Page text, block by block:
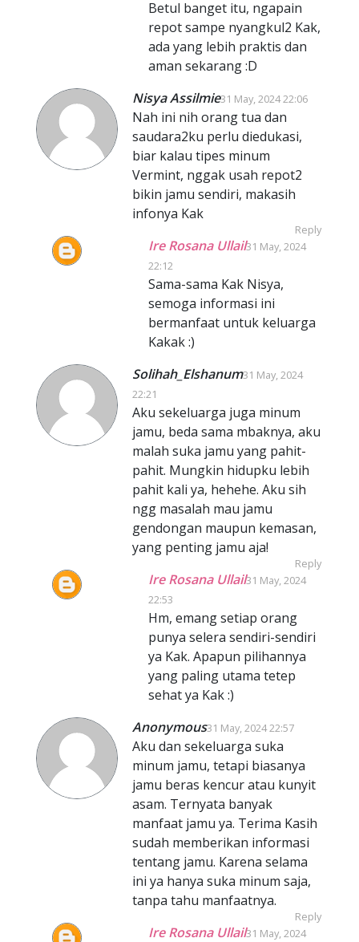
Betul banget itu, ngapain
repot sampe nyangkul2 Kak,
ada yang lebih praktis dan
aman sekarang :D
Nisya Assilmie31 May, 2024 22:06
Nah ini nih orang tua dan
saudara2ku perlu diedukasi,
biar kalau tipes minum
Vermint, nggak usah repot2
bikin jamu sendiri, makasih
infonya Kak
Reply
Ire Rosana Ullail31 May, 2024
22:12
Sama-sama Kak Nisya,
semoga informasi ini
bermanfaat untuk keluarga
Kakak :)
Solihah_Elshanum31 May, 2024
22:21
Aku sekeluarga juga minum
jamu, beda sama mbaknya, aku
malah suka jamu yang pahit-
pahit. Mungkin hidupku lebih
pahit kali ya, hehehe. Aku sih
ngg masalah mau jamu
gendongan maupun kemasan,
yang penting jamu aja!
Reply
Ire Rosana Ullail31 May, 2024
22:53
Hm, emang setiap orang
punya selera sendiri-sendiri
ya Kak. Apapun pilihannya
yang paling utama tetep
sehat ya Kak :)
Anonymous31 May, 2024 22:57
Aku dan sekeluarga suka
minum jamu, tetapi biasanya
jamu beras kencur atau kunyit
asam. Ternyata banyak
manfaat jamu ya. Terima Kasih
sudah memberikan informasi
tentang jamu. Karena selama
ini ya hanya suka minum saja,
tanpa tahu manfaatnya.
Reply
Ire Rosana Ullail31 May, 2024